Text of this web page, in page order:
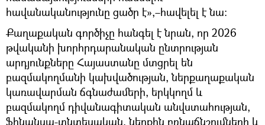
հավանականությունը ցածր է»,–հավելել է նա։
Քաղաքական գործիչը հանգել է նրան, որ 2026
թվականի խորհրդարանական ընտրության
արդյունքները Հայաստանը մտցրել են
բազմակողմանի կախվածության, ներքաղաքական
կառավարման ճգնաժամերի, երկկողմ և
բազմակողմ դիվանագիտական անվստահության,
ֆինանսա-տնտեսական, ներքին բռնաճնշումների և